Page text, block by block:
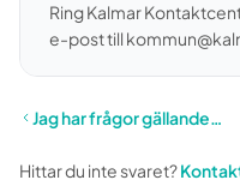
Ring Kalmar
e-post till
Jag har frågor gällande
Hittar du inte svaret?